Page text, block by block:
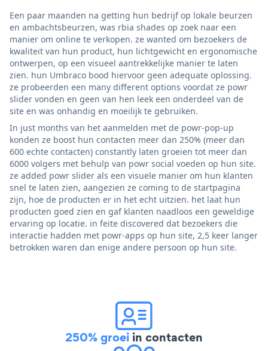
Een paar maanden na getting hun bedrijf op lokale beurzen
en ambachtsbeurzen, was rbia shades op zoek naar een
manier om online te verkopen. ze wanted om bezoekers de
kwaliteit van hun product, hun lichtgewicht en ergonomische
ontwerpen, op een visueel aantrekkelijke manier te laten
zien. hun Umbraco bood hiervoor geen adequate oplossing.
ze probeerden een many different options voordat ze powr
slider vonden en geen van hen leek een onderdeel van de
site en was onhandig en moeilijk te gebruiken.
In just months van het aanmelden met de powr-pop-up
konden ze boost hun contacten meer dan 250% (meer dan
600 echte contacten) constantly laten groeien tot meer dan
6000 volgers met behulp van powr social voeden op hun site.
ze added powr slider als een visuele manier om hun klanten
snel te laten zien, aangezien ze coming to de startpagina
zijn, hoe de producten er in het echt uitzien. het laat hun
producten goed zien en gaf klanten naadloos een geweldige
ervaring op locatie. in feite discovered dat bezoekers die
interactie hadden met powr-apps op hun site, 2,5 keer langer
betrokken waren dan enige andere persoon op hun site.
250% groei in contacten